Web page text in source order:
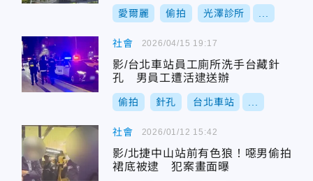
愛爾麗 偷拍 光澤診所
社會
影/台北車站員工廁所洗手台藏針
孔 男員工遭活逮送辦
偷拍 針孔 台北車站
2026/04/15 19:17
社會
影/北捷中山站前有色狼！噁男偷拍
裙底被逮 犯案畫面曝
2026/01/12 15:42